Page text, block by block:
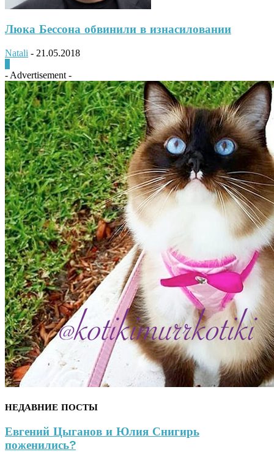
Люка Бессона обвинили в изнасиловании
Natali - 21.05.2018
- Advertisement -
НЕДАВНИЕ ПОСТЫ
Евгений Цыганов и Юлия Снигирь
поженились?